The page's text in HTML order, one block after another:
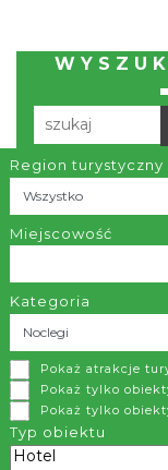
Region turystyczny
Miejscowość
Kategoria
Pokaż atrakcje
Pokaż tylko
Pokaż tylko
Typ obiektu
Liczba elementów:
Gościniec
Zwardoń
Obiekt zapewnia
okolicy, dobre